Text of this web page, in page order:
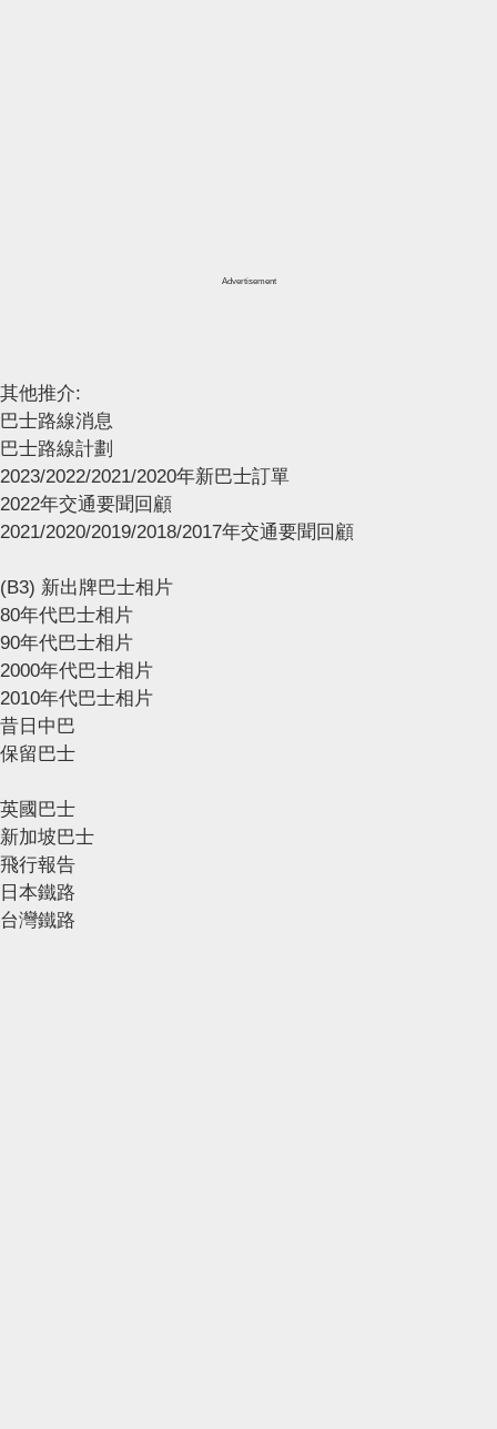
Advertisement
其他推介:
巴士路線消息
巴士路線計劃
2023/2022/2021/2020年新巴士訂單
2022年交通要聞回顧
2021/2020/2019/2018/2017年交通要聞回顧
(B3) 新出牌巴士相片
80年代巴士相片
90年代巴士相片
2000年代巴士相片
2010年代巴士相片
昔日中巴
保留巴士
英國巴士
新加坡巴士
飛行報告
日本鐵路
台灣鐵路